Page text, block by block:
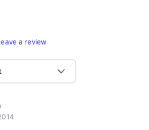
a review